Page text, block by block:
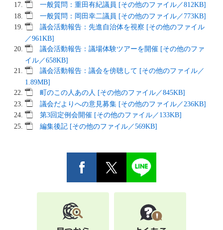
一般質問：重田有紀議員 [その他のファイル／812KB]
一般質問：岡田幸二議員 [その他のファイル／773KB]
議会活動報告：先進自治体を視察 [その他のファイル
／961KB]
議会活動報告：議場体験ツアーを開催 [その他のファ
イル／658KB]
議会活動報告：議会を傍聴して [その他のファイル／
1.89MB]
町のこの人あの人 [その他のファイル／845KB]
議会だよりへの意見募集 [その他のファイル／236KB]
第3回定例会開催 [その他のファイル／133KB]
編集後記 [その他のファイル／569KB]